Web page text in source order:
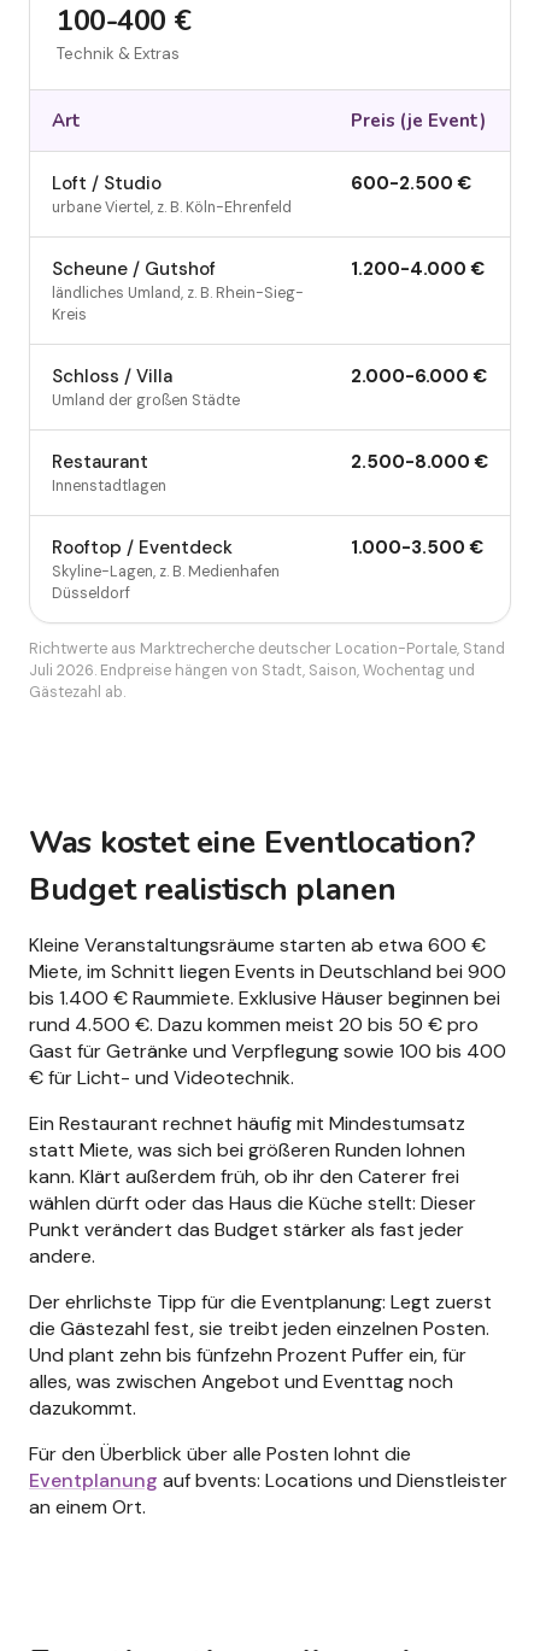
100-400 €
Technik & Extras
Art Preis (je Event)
Loft / Studio
urbane Viertel, z. B. Köln-Ehrenfeld
600-2.500 €
Scheune / Gutshof
ländliches Umland, z. B. Rhein-Sieg-
Kreis
1.200-4.000 €
Schloss / Villa
Umland der großen Städte
2.000-6.000 €
Restaurant
Innenstadtlagen
2.500-8.000 €
Rooftop / Eventdeck
Skyline-Lagen, z. B. Medienhafen
Düsseldorf
1.000-3.500 €
Richtwerte aus Marktrecherche deutscher Location-Portale, Stand
Juli 2026. Endpreise hängen von Stadt, Saison, Wochentag und
Gästezahl ab.
Was kostet eine Eventlocation?
Budget realistisch planen
Kleine Veranstaltungsräume starten ab etwa 600 €
Miete, im Schnitt liegen Events in Deutschland bei 900
bis 1.400 € Raummiete. Exklusive Häuser beginnen bei
rund 4.500 €. Dazu kommen meist 20 bis 50 € pro
Gast für Getränke und Verpflegung sowie 100 bis 400
€ für Licht- und Videotechnik.
Ein Restaurant rechnet häufig mit Mindestumsatz
statt Miete, was sich bei größeren Runden lohnen
kann. Klärt außerdem früh, ob ihr den Caterer frei
wählen dürft oder das Haus die Küche stellt: Dieser
Punkt verändert das Budget stärker als fast jeder
andere.
Der ehrlichste Tipp für die Eventplanung: Legt zuerst
die Gästezahl fest, sie treibt jeden einzelnen Posten.
Und plant zehn bis fünfzehn Prozent Puffer ein, für
alles, was zwischen Angebot und Eventtag noch
dazukommt.
Für den Überblick über alle Posten lohnt die
Eventplanung auf bvents: Locations und Dienstleister
an einem Ort.